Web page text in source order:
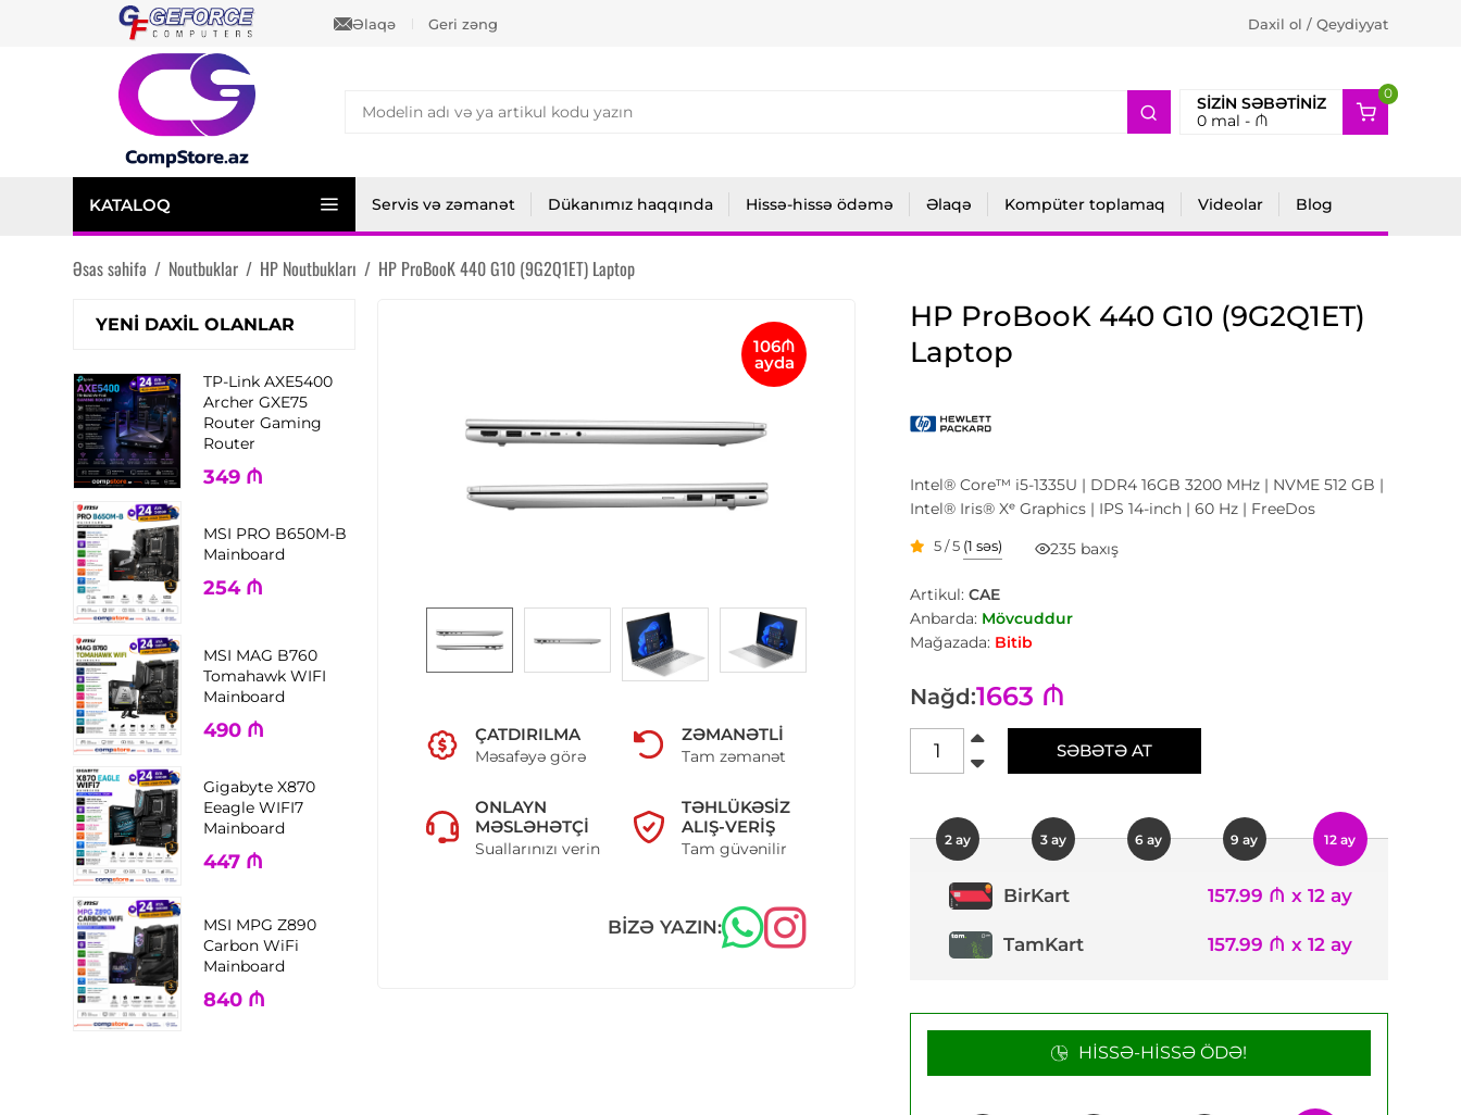
Əlaqə Geri zəng Daxil ol / Qeydiyyat
SIZIN SƏBƏTINIZ
0mal - ₼
0
2
KATALOQ Servis və zəmanət Dükanımız haqqında Hissə-hissə ödəmə Əlaqə Kompüter toplamaq Videolar Blog
Əsas səhifə / Noutbuklar / HP Noutbukları / HP ProBooK 440 G10 (9G2Q1ET) Laptop
YENI DAXIL OLANLAR
TP-Link AXE5400
Archer GXE75
Router Gaming
Router
349 ₼
MSI PRO B650M-B
Mainboard
254 ₼
MSI MAG B760
Tomahawk WIFI
Mainboard
490 ₼
Gigabyte X870
Eeagle WIFI7
Mainboard
447 ₼
MSI MPG Z890
Carbon WiFi
Mainboard
840 ₼
106₼
ayda
ÇATDIRILMA
Məsafəyə görə
ZƏMANƏTLI
Tam zəmanət
ONLAYN
MƏSLƏHƏTÇI
Suallarınızı verin
TƏHLÜKƏSIZ
ALIŞ-VERIŞ
Tam güvənilir
BIZƏ YAZIN:
HP ProBooK 440 G10 (9G2Q1ET)
Laptop
Intel® Core™ i5-1335U | DDR4 16GB 3200 MHz | NVME 512 GB |
Intel® Iris® Xᵉ Graphics | IPS 14-inch | 60 Hz | FreeDos
5 / 5 (1 səs) 235 baxış
Artikul: CAE
Anbarda: Mövcuddur
Mağazada: Bitib
Nağd:1663 ₼
SƏBƏTƏ AT
2 ay 3 ay 6 ay 9 ay 12 ay
BirKart 157.99 ₼ x 12 ay
TamKart 157.99 ₼ x 12 ay
HISSƏ-HISSƏ ÖDƏ!